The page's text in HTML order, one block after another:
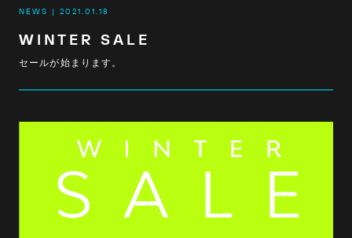
NEWS 2021.01.18
WINTER SALE
セールが始まります。